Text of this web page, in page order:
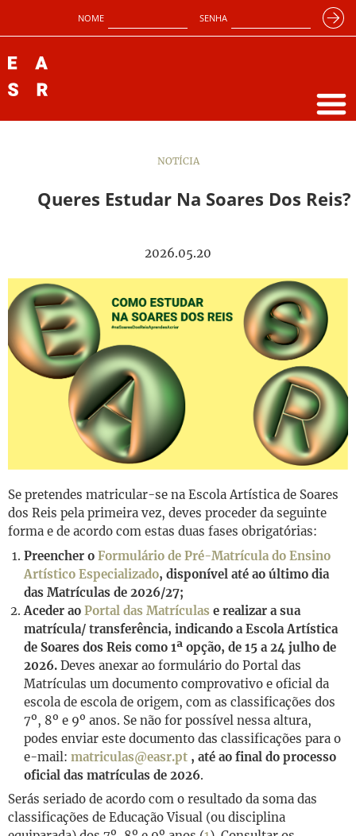
NOME SENHA
NOTÍCIA
Queres Estudar Na Soares Dos Reis?
2026.05.20
Se pretendes matricular-se na Escola Artística de Soares
dos Reis pela primeira vez, deves proceder da seguinte
forma e de acordo com estas duas fases obrigatórias:
Preencher o Formulário de Pré-Matrícula do Ensino
Artístico Especializado, disponível até ao último dia
das Matrículas de 2026/27;
Aceder ao Portal das Matrículas e realizar a sua
matrícula/ transferência, indicando a Escola Artística
de Soares dos Reis como 1ª opção, de 15 a 24 julho de
2026. Deves anexar ao formulário do Portal das
Matrículas um documento comprovativo e oficial da
escola de escola de origem, com as classificações dos
7º, 8º e 9º anos. Se não for possível nessa altura,
podes enviar este documento das classificações para o
e-mail: matriculas@easr.pt , até ao final do processo
oficial das matrículas de 2026.
Serás seriado de acordo com o resultado da soma das
classificações de Educação Visual (ou disciplina